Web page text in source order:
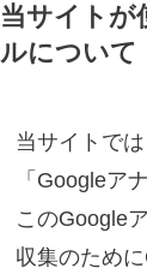
当サイトが
ルについて
当サイトで
「Googleア
このGoogle
収集のため